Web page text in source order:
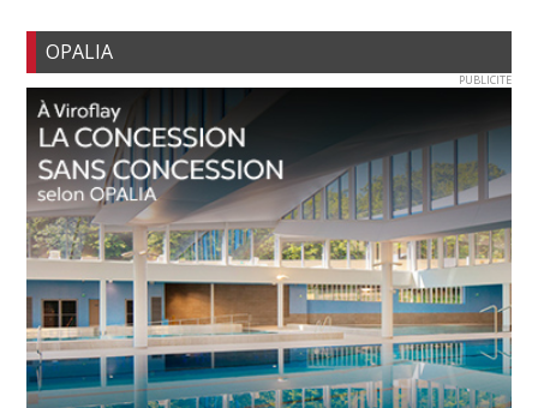
OPALIA
PUBLICITE